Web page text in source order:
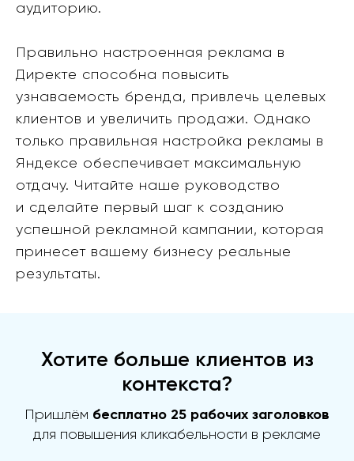
аудиторию.
Правильно настроенная реклама в
Директе способна повысить
узнаваемость бренда, привлечь целевых
клиентов и увеличить продажи. Однако
только правильная настройка рекламы в
Яндексе обеспечивает максимальную
отдачу. Читайте наше руководство
и сделайте первый шаг к созданию
успешной рекламной кампании, которая
принесет вашему бизнесу реальные
результаты.
Хотите больше клиентов из
контекста?
Пришлём бесплатно 25 рабочих заголовков
для повышения кликабельности в рекламе